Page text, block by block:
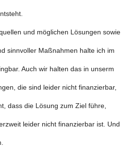
und möglichen Lösungen sowie
sinnvoller Maßnahmen halte ich im
Auch wir halten das in unserm
die sind leider nicht finanzierbar,
dass die Lösung zum Ziel führe,
leider nicht finanzierbar ist. Und